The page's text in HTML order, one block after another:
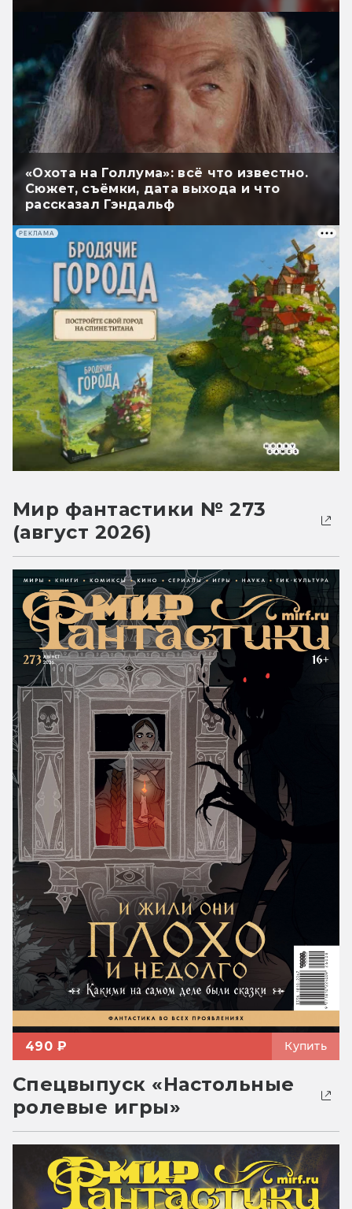
«Охота на Голлума»: всё что известно.
Сюжет, съёмки, дата выхода и что
рассказал Гэндальф
РЕКЛАМА
Мир фантастики № 273
(август 2026)
490 ₽ Купить
Спецвыпуск «Настольные
ролевые игры»